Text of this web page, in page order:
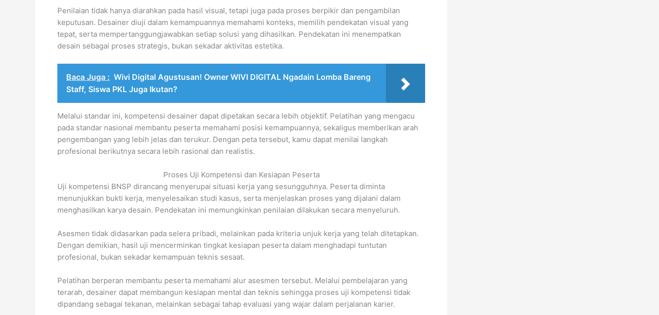
Penilaian tidak hanya diarahkan pada hasil visual, tetapi juga pada proses berpikir dan pengambilan
keputusan. Desainer diuji dalam kemampuannya memahami konteks, memilih pendekatan visual yang
tepat, serta mempertanggungjawabkan setiap solusi yang dihasilkan. Pendekatan ini menempatkan
desain sebagai proses strategis, bukan sekadar aktivitas estetika.
Baca Juga : Wivi Digital Agustusan! Owner WIVI DIGITAL Ngadain Lomba Bareng
Staff, Siswa PKL Juga Ikutan?
Melalui standar ini, kompetensi desainer dapat dipetakan secara lebih objektif. Pelatihan yang mengacu
pada standar nasional membantu peserta memahami posisi kemampuannya, sekaligus memberikan arah
pengembangan yang lebih jelas dan terukur. Dengan peta tersebut, kamu dapat menilai langkah
profesional berikutnya secara lebih rasional dan realistis.
Proses Uji Kompetensi dan Kesiapan Peserta
Uji kompetensi BNSP dirancang menyerupai situasi kerja yang sesungguhnya. Peserta diminta
menunjukkan bukti kerja, menyelesaikan studi kasus, serta menjelaskan proses yang dijalani dalam
menghasilkan karya desain. Pendekatan ini memungkinkan penilaian dilakukan secara menyeluruh.
Asesmen tidak didasarkan pada selera pribadi, melainkan pada kriteria unjuk kerja yang telah ditetapkan.
Dengan demikian, hasil uji mencerminkan tingkat kesiapan peserta dalam menghadapi tuntutan
profesional, bukan sekadar kemampuan teknis sesaat.
Pelatihan berperan membantu peserta memahami alur asesmen tersebut. Melalui pembelajaran yang
terarah, desainer dapat membangun kesiapan mental dan teknis sehingga proses uji kompetensi tidak
dipandang sebagai tekanan, melainkan sebagai tahap evaluasi yang wajar dalam perjalanan karier.